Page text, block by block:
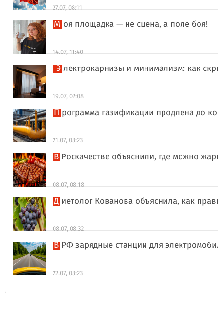
27.07, 08:11
Моя площадка — не сцена, а поле боя!
14.07, 11:40
Электрокарнизы и минимализм: как
19.07, 02:08
Программа газификации продлена до
21.07, 08:23
В Роскачестве объяснили, где можно
08.07, 08:18
Диетолог Кованова объяснила, как
08.07, 08:32
В РФ зарядные станции для
22.07, 08:23